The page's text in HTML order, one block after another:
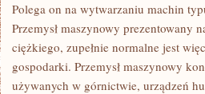
Polega on na wytwarzaniu machin
Przemysł maszynowy prezentowany
ciężkiego, zupełnie normalne jest
gospodarki. Przemysł maszynowy
używanych w górnictwie, urządzeń